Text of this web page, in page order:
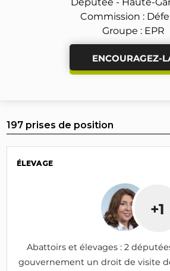
Commission :
Groupe : EPR
ENCOURAGEZ-
197 prises de position
ÉLEVAGE
+1
Abattoirs et élevages : 2
gouvernement un droit de visite